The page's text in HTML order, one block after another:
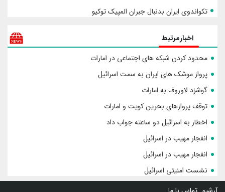
تکواندوی ایران بدنبال جبران المپیک توکیو
اخبارمرتبط
محدود کردن شبکه های اجتماعی در امارات
پرواز موشک های ایران به سمت اسرائیل
گوشزد لاوروف به امارات
توقف پروازهای بحرین کویت و امارات
اخطار به اسرائیل دو ساعته جواب داد
انفجار مهیب در اسرائیل
انفجار مهیب در اسرائیل
نشست امنیتی اسرائیل